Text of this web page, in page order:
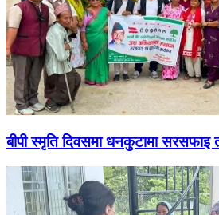
बीपी स्मृति दिवसमा धनकुटामा सरसफाइ